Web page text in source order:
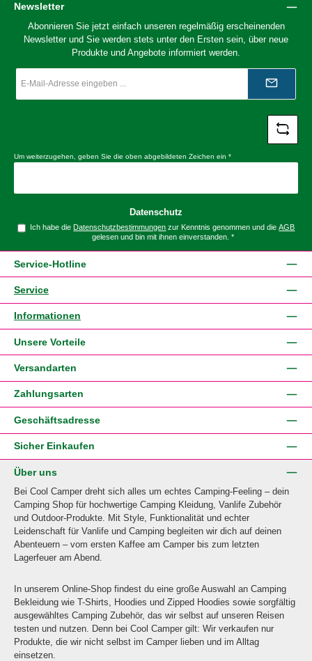
Newsletter
Abonnieren Sie jetzt einfach unseren regelmäßig erscheinenden
Newsletter und Sie werden stets unter den Ersten sein, über neue
Produkte und Angebote informiert werden.
Mail-
*
Um weiterzugehen, geben Sie die oben abgebildeten Zeichen ein *
Datenschutz
Ich habe dieDatenschutzbestimmungen zur Kenntnis genommen und dieAGB
gelesen und bin mit ihnen einverstanden. *
Service-Hotline
Service
Informationen
Unsere Vorteile
Versandarten
Zahlungsarten
Geschäftsadresse
Sicher Einkaufen
Über uns
Bei Cool Camper dreht sich alles um echtes Camping-Feeling – dein
Camping Shop für hochwertige Camping Kleidung, Vanlife Zubehör
und Outdoor-Produkte. Mit Style, Funktionalität und echter
Leidenschaft für Vanlife und Camping begleiten wir dich auf deinen
Abenteuern – vom ersten Kaffee am Camper bis zum letzten
Lagerfeuer am Abend.
In unserem Online-Shop findest du eine große Auswahl an Camping
Bekleidung wie T-Shirts, Hoodies und Zipped Hoodies sowie sorgfältig
ausgewähltes Camping Zubehör, das wir selbst auf unseren Reisen
testen und nutzen. Denn bei Cool Camper gilt: Wir verkaufen nur
Produkte, die wir nicht selbst im Camper lieben und im Alltag
einsetzen.